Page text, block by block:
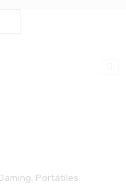
Portátiles